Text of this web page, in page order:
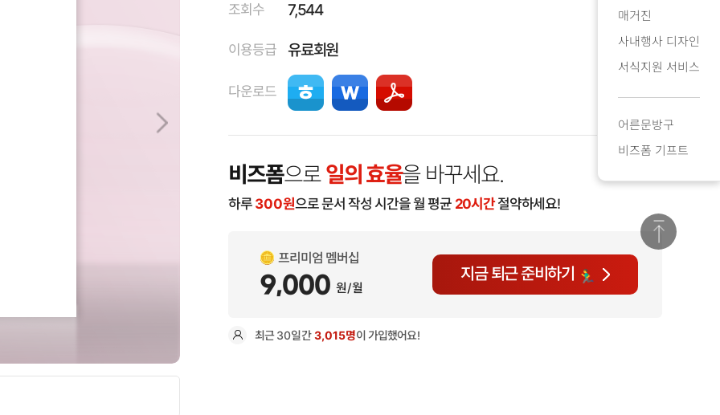
조회수 7,544
이용등급 유료회원
다운로드
비즈폼으로일의 효율을 바꾸세요.
하루 300원으로 문서 작성 시간을 월 평균 20시간절약하세요!
프리미엄 멤버십
9,000 원/월
지금 퇴근 준비하기
최근30일간3,015명이 가입했어요!
매거진
사내행사 디자인
서식지원 서비스
어른문방구
비즈폼 기프트